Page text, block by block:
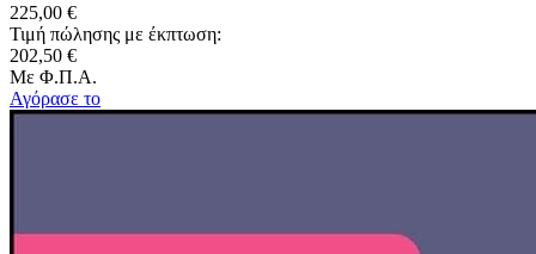
225,00 €
Τιμή πώλησης με έκπτωση:
202,50 €
Με Φ.Π.Α.
Αγόρασε το